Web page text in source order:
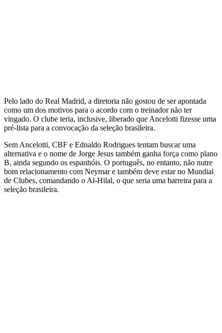
Pelo lado do Real Madrid, a diretoria não gostou de ser apontada
como um dos motivos para o acordo com o treinador não ter
vingado. O clube teria, inclusive, liberado que Ancelotti fizesse uma
pré-lista para a convocação da seleção brasileira.
Sem Ancelotti, CBF e Ednaldo Rodrigues tentam buscar uma
alternativa e o nome de Jorge Jesus também ganha força como plano
B, ainda segundo os espanhóis. O português, no entanto, não nutre
bom relacionamento com Neymar e também deve estar no Mundial
de Clubes, comandando o Al-Hilal, o que seria uma barreira para a
seleção brasileira.